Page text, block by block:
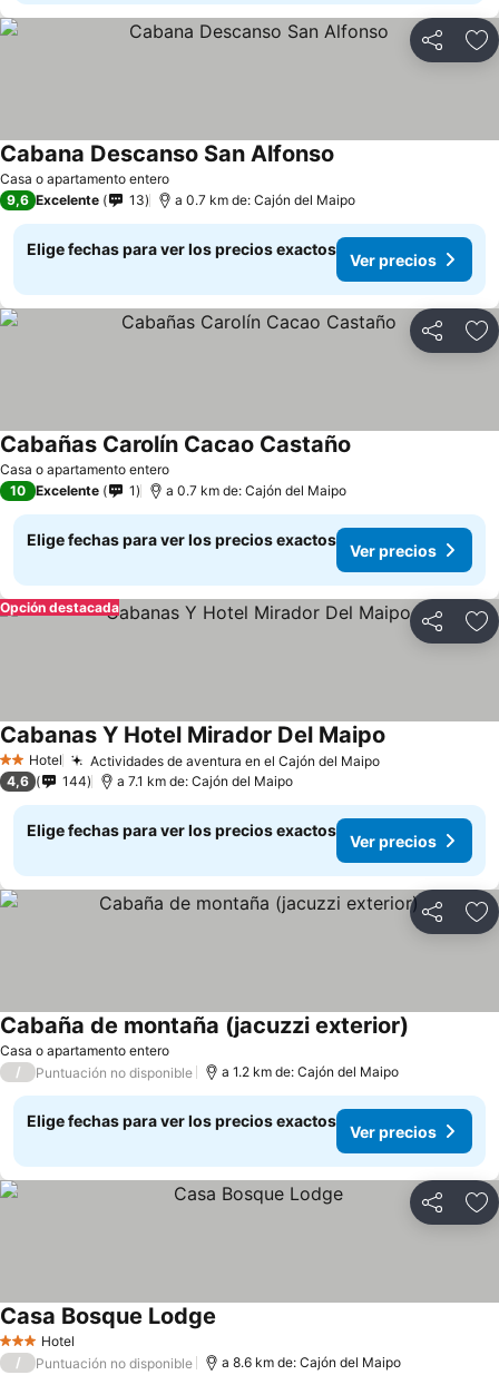
Compartir
Casa o apartamento entero
Cabana Descanso San Alfonso
9,6 Excelente 13 a 0.7 km de: Cajón del Maipo
Elige fechas para ver los precios exactos
Ver precios
Compartir
Casa o apartamento entero
Cabañas Carolín Cacao Castaño
10 Excelente 1 a 0.7 km de: Cajón del Maipo
Elige fechas para ver los precios exactos
Ver precios
Compartir
Opción destacada
2 Estrellas
Hotel Actividades de aventura en el Cajón del Maipo
Cabanas Y Hotel Mirador Del Maipo
4,6 144 a 7.1 km de: Cajón del Maipo
Elige fechas para ver los precios exactos
Ver precios
Compartir
Casa o apartamento entero
Cabaña de montaña (jacuzzi exterior)
/ Puntuación no disponible a 1.2 km de: Cajón del Maipo
Elige fechas para ver los precios exactos
Ver precios
Compartir
3 Estrellas
Hotel
Casa Bosque Lodge
/ Puntuación no disponible a 8.6 km de: Cajón del Maipo